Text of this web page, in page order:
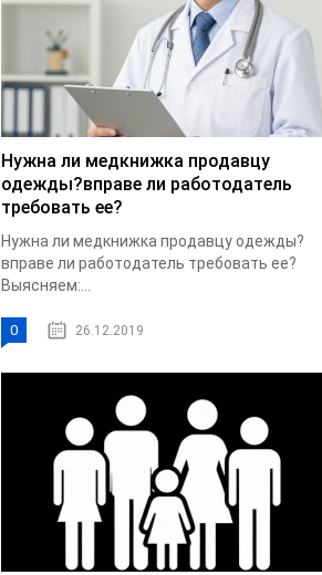
Нужна ли медкнижка продавцу
одежды?вправе ли работодатель
требовать ее?
Нужна ли медкнижка продавцу одежды?
вправе ли работодатель требовать ее?
Выясняем:...
0 26.12.2019